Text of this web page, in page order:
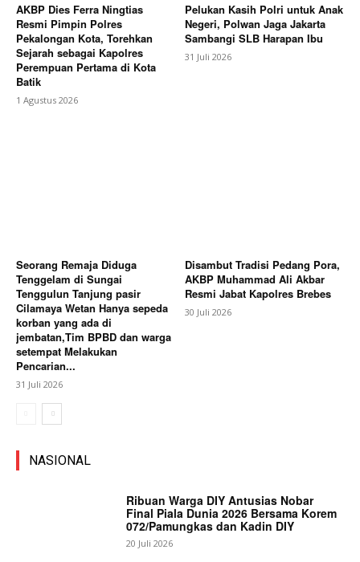
AKBP Dies Ferra Ningtias
Resmi Pimpin Polres
Pekalongan Kota, Torehkan
Sejarah sebagai Kapolres
Perempuan Pertama di Kota
Batik
1 Agustus 2026
Pelukan Kasih Polri untuk Anak
Negeri, Polwan Jaga Jakarta
Sambangi SLB Harapan Ibu
31 Juli 2026
Seorang Remaja Diduga
Tenggelam di Sungai
Tenggulun Tanjung pasir
Cilamaya Wetan Hanya sepeda
korban yang ada di
jembatan,Tim BPBD dan warga
setempat Melakukan
Pencarian...
31 Juli 2026
Disambut Tradisi Pedang Pora,
AKBP Muhammad Ali Akbar
Resmi Jabat Kapolres Brebes
30 Juli 2026
NASIONAL
Ribuan Warga DIY Antusias Nobar
Final Piala Dunia 2026 Bersama Korem
072/Pamungkas dan Kadin DIY
20 Juli 2026